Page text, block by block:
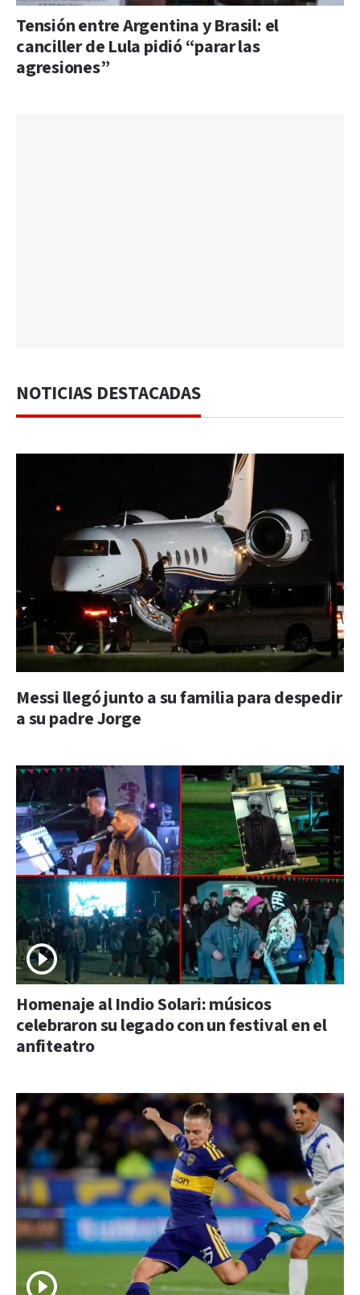
Tensión entre Argentina y Brasil: el
canciller de Lula pidió “parar las
agresiones”
NOTICIAS DESTACADAS
Messi llegó junto a su familia para despedir
a su padre Jorge
Homenaje al Indio Solari: músicos
celebraron su legado con un festival en el
anfiteatro